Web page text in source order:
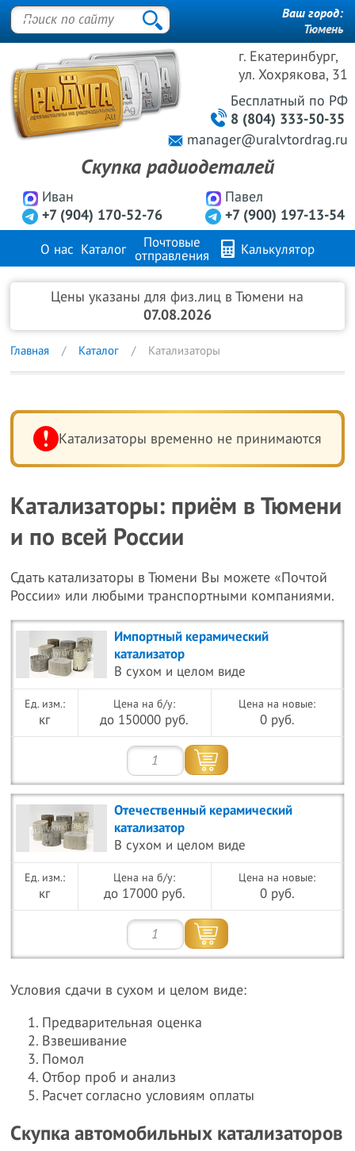
г. Екатеринбург,
ул. Хохрякова, 31
Иван
+7 (904) 170-52-76
Павел
+7 (900) 197-13-54
Бесплатный по РФ
8 (804) 333-50-35
manager@uralvtordrag.ru
Скупка радиодеталей
Ваш город:
Тюмень
О нас Каталог
Почтовые
отправления
Калькулятор
Продажа металлов Контакты
Цены указаны для физ.лиц в Тюмени на
07.08.2026
Главная Каталог Катализаторы
Катализаторы временно не принимаются
Катализаторы: приём в Тюмени
и по всей России
Сдать катализаторы в Тюмени Вы можете «Почтой
России» или любыми транспортными компаниями.
Импортный керамический
катализатор
В сухом и целом виде
кг
Цена на б/у:
до 150000 руб.
Цена на новые:
0 руб.
Отечественный керамический
катализатор
В сухом и целом виде
кг
Цена на б/у:
до 17000 руб.
Цена на новые:
0 руб.
Условия сдачи в сухом и целом виде:
Предварительная оценка
Взвешивание
Помол
Отбор проб и анализ
Расчет согласно условиям оплаты
Скупка автомобильных катализаторов